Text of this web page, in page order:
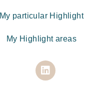
My particular Highlight
My Highlight areas